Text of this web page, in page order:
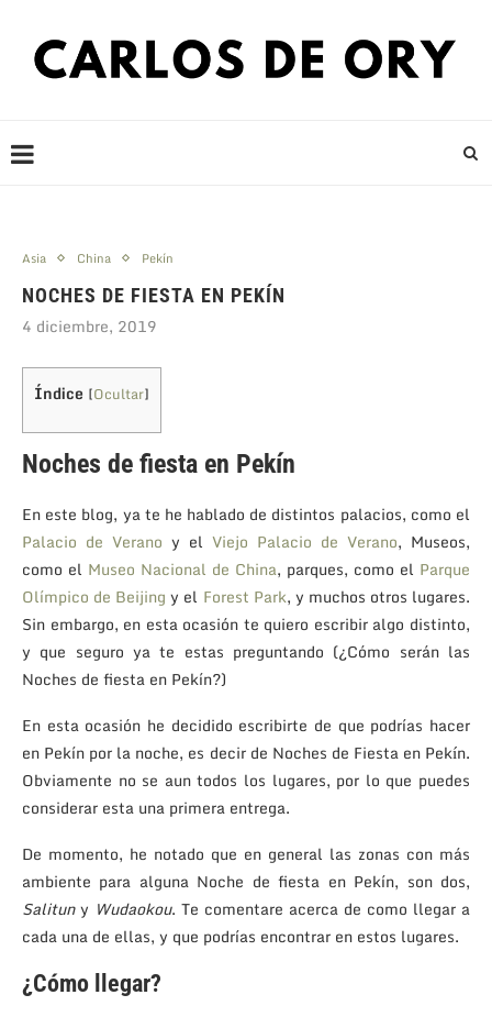
Asia China Pekín
NOCHES DE FIESTA EN PEKÍN
4 diciembre, 2019
Índice [Ocultar]
Noches de fiesta en Pekín
En este blog, ya te he hablado de distintos palacios, como el
Palacio de Verano y el Viejo Palacio de Verano, Museos,
como el Museo Nacional de China, parques, como el Parque
Olímpico de Beijing y el Forest Park, y muchos otros lugares.
Sin embargo, en esta ocasión te quiero escribir algo distinto,
y que seguro ya te estas preguntando (¿Cómo serán las
Noches de fiesta en Pekín?)
En esta ocasión he decidido escribirte de que podrías hacer
en Pekín por la noche, es decir de Noches de Fiesta en Pekín.
Obviamente no se aun todos los lugares, por lo que puedes
considerar esta una primera entrega.
De momento, he notado que en general las zonas con más
ambiente para alguna Noche de fiesta en Pekín, son dos,
Salituny Wudaokou. Te comentare acerca de como llegar a
cada una de ellas, y que podrías encontrar en estos lugares.
¿Cómo llegar?